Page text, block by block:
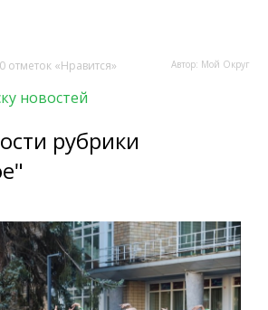
0 отметок «Нравится» Автор: Мой Округ
новостей
рубрики